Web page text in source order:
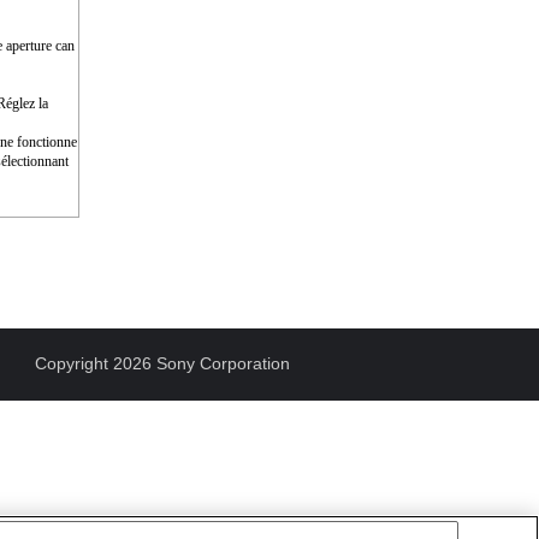
can
la
fonctionne
Copyright 2026 Sony Corporation